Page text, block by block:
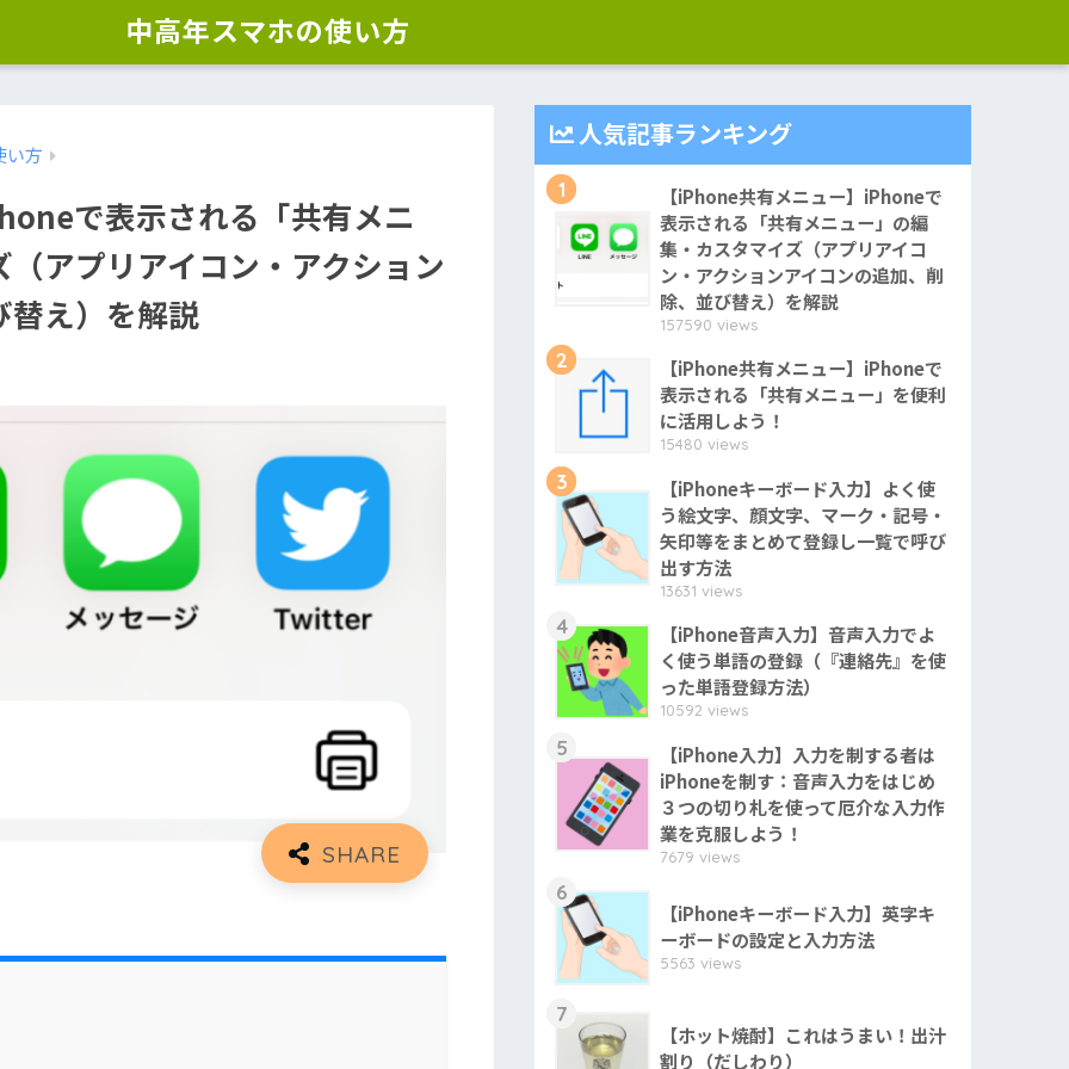
中高年スマホの使い方
い方
で表示される「共有メニ
アプリアイコン・アクション
替え）を解説
人気記事ランキング
1
【iPhone共有メニュー】iPhoneで
表示される「共有メニュー」の編
集・カスタマイズ（アプリアイコ
ン・アクションアイコンの追加、削
除、並び替え）を解説
157590 views
2
【iPhone共有メニュー】iPhoneで
表示される「共有メニュー」を便利
に活用しよう！
15480 views
3
【iPhoneキーボード入力】よく使
う絵文字、顔文字、マーク・記号・
矢印等をまとめて登録し一覧で呼び
出す方法
13631 views
4
【iPhone音声入力】音声入力でよ
く使う単語の登録（『連絡先』を使
った単語登録方法）
10592 views
5
【iPhone入力】入力を制する者は
iPhoneを制す：音声入力をはじめ
３つの切り札を使って厄介な入力作
業を克服しよう！
7679 views
6
【iPhoneキーボード入力】英字キ
ーボードの設定と入力方法
5563 views
7
【ホット焼酎】これはうまい！出汁
割り（だしわり）